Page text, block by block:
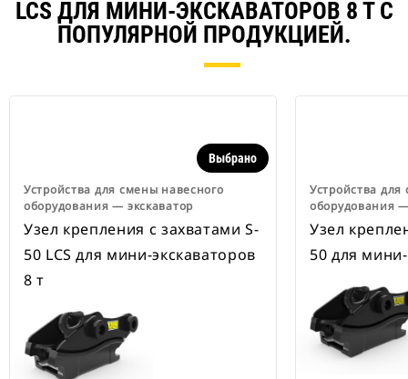
LCS ДЛЯ МИНИ-ЭКСКАВАТОРОВ 8 Т С
ПОПУЛЯРНОЙ ПРОДУКЦИЕЙ.
Устройства для смены навесного
оборудования ― экскаватор
Выбрано
Узел крепления с захватами S-
50 LCS для мини-экскаваторов
8 т
Устройства
оборудования
Узел
50 для